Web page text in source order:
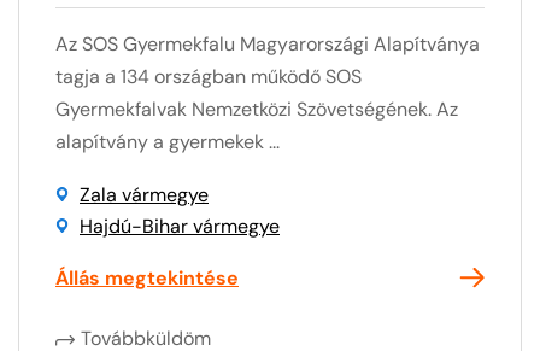
Az SOS Gyermekfalu Magyarországi Alapítványa
tagja a 134 országban működő SOS
Gyermekfalvak Nemzetközi Szövetségének. Az
alapítvány a gyermekek ...
Zala vármegye
Hajdú-Bihar vármegye
Állás megtekintése
Továbbküldöm